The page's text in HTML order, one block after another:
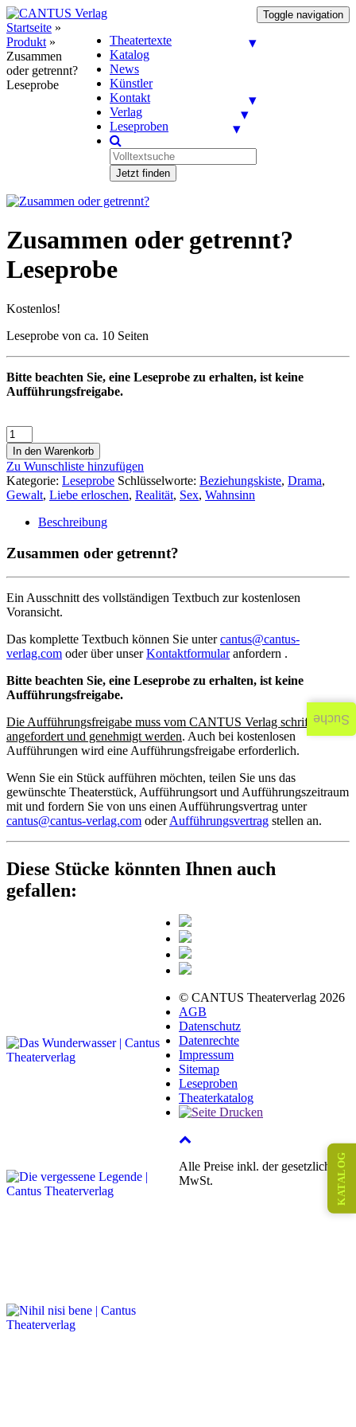
Toggle navigation
Theatertexte
Katalog
News
Künstler
Kontakt
Verlag
Leseproben
Jetzt finden
Startseite »
Produkt »
Zusammen
oder getrennt?
Leseprobe
Zusammen oder getrennt?
Leseprobe
Kostenlos!
Leseprobe von ca. 10 Seiten
Bitte beachten Sie, eine Leseprobe zu erhalten, ist keine
Aufführungsfreigabe.
In den Warenkorb
Zu Wunschliste hinzufügen
Kategorie: Leseprobe Schlüsselworte: Beziehungskiste, Drama,
Gewalt, Liebe erloschen, Realität, Sex, Wahnsinn
Beschreibung
Zusammen oder getrennt?
Ein Ausschnitt des vollständigen Textbuch zur kostenlosen
Voransicht.
Das komplette Textbuch können Sie untercantus@cantus-
verlag.com oder über unserKontaktformularanfordern .
Bitte beachten Sie, eine Leseprobe zu erhalten, ist keine
Aufführungsfreigabe.
Die Aufführungsfreigabe muss vom CANTUS Verlag schriftlich
angefordert und genehmigt werden. Auch bei kostenlosen
Aufführungen wird eine Aufführungsfreigabe erforderlich.
Wenn Sie ein Stück aufführen möchten, teilen Sie uns das
gewünschte Theaterstück, Aufführungsort und Aufführungszeitraum
mit und fordern Sie von uns einen Aufführungsvertrag unter
cantus@cantus-verlag.com oderAufführungsvertrag stellen an.
Diese Stücke könnten Ihnen auch
gefallen:
© CANTUS Theaterverlag 2026
AGB
Datenschutz
Datenrechte
Impressum
Sitemap
Leseproben
Theaterkatalog
Alle Preise inkl. der gesetzlichen
MwSt.
KATALOG
Suche